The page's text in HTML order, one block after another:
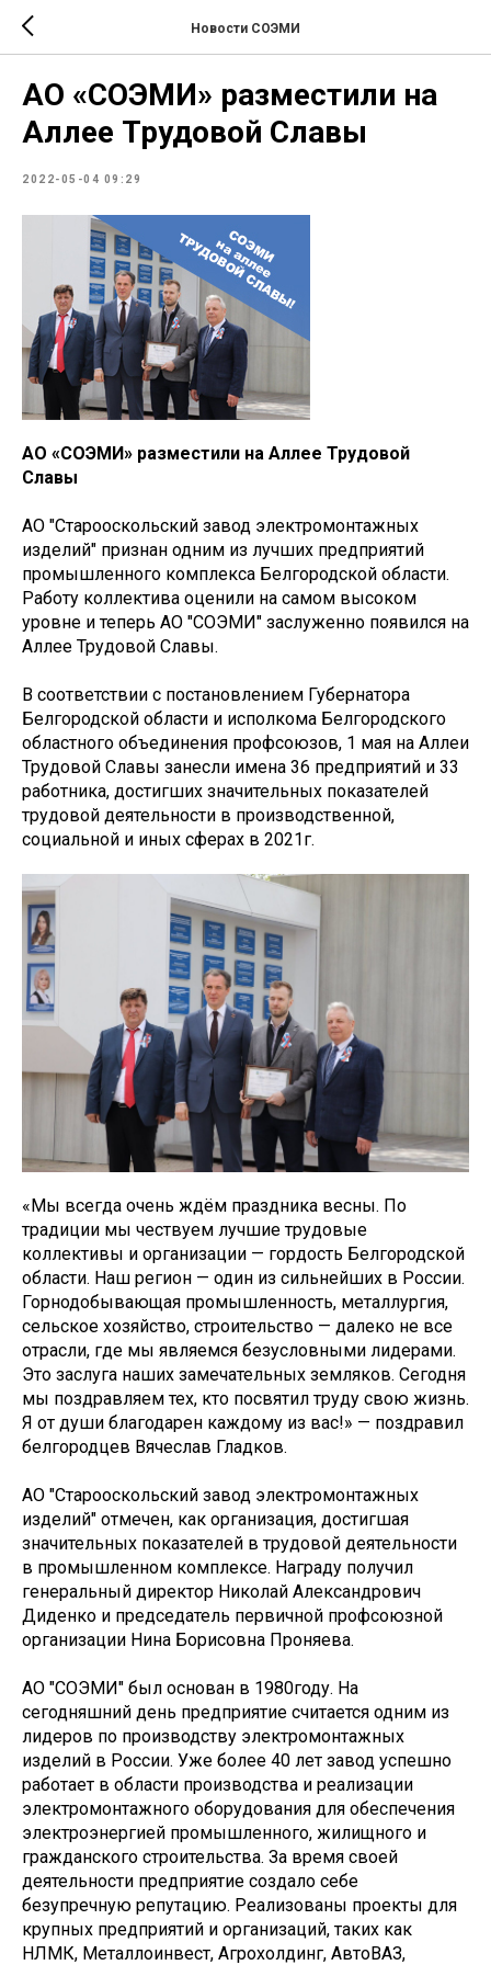
Новости СОЭМИ
АО «СОЭМИ» разместили на
Аллее Трудовой Славы
2022-05-04 09:29
АО «СОЭМИ» разместили на Аллее Трудовой
Славы
АО "Старооскольский завод электромонтажных
изделий" признан одним из лучших предприятий
промышленного комплекса Белгородской области.
Работу коллектива оценили на самом высоком
уровне и теперь АО "СОЭМИ" заслуженно появился на
Аллее Трудовой Славы.
В соответствии с постановлением Губернатора
Белгородской области и исполкома Белгородского
областного объединения профсоюзов, 1 мая на Аллеи
Трудовой Славы занесли имена 36 предприятий и 33
работника, достигших значительных показателей
трудовой деятельности в производственной,
социальной и иных сферах в 2021г.
«Мы всегда очень ждём праздника весны. По
традиции мы чествуем лучшие трудовые
коллективы и организации — гордость Белгородской
области. Наш регион — один из сильнейших в России.
Горнодобывающая промышленность, металлургия,
сельское хозяйство, строительство — далеко не все
отрасли, где мы являемся безусловными лидерами.
Это заслуга наших замечательных земляков. Сегодня
мы поздравляем тех, кто посвятил труду свою жизнь.
Я от души благодарен каждому из вас!» — поздравил
белгородцев Вячеслав Гладков.
АО "Старооскольский завод электромонтажных
изделий" отмечен, как организация, достигшая
значительных показателей в трудовой деятельности
в промышленном комплексе. Награду получил
генеральный директор Николай Александрович
Диденко и председатель первичной профсоюзной
организации Нина Борисовна Проняева.
АО "СОЭМИ" был основан в 1980году. На
сегодняшний день предприятие считается одним из
лидеров по производству электромонтажных
изделий в России. Уже более 40 лет завод успешно
работает в области производства и реализации
электромонтажного оборудования для обеспечения
электроэнергией промышленного, жилищного и
гражданского строительства. За время своей
деятельности предприятие создало себе
безупречную репутацию. Реализованы проекты для
крупных предприятий и организаций, таких как
НЛМК, Металлоинвест, Агрохолдинг, АвтоВАЗ,